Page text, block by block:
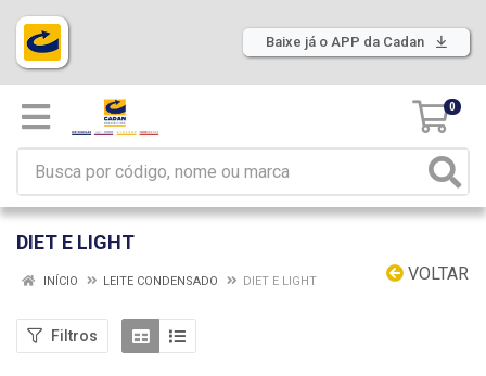
Baixe já o APP da Cadan
0
DIET E LIGHT
VOLTAR
INÍCIO LEITE CONDENSADO DIET E LIGHT
Filtros